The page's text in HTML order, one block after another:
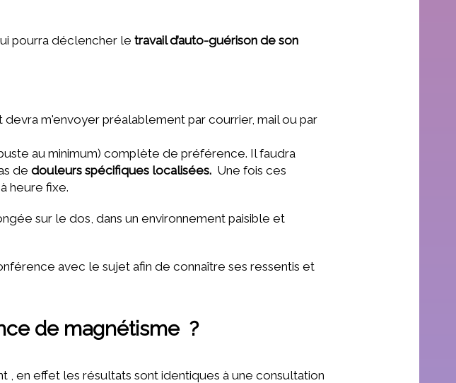
pourra déclencher le travail d’auto-guérison de son
m'envoyer préalablement par courrier, mail ou par
au minimum) complète de préférence. Il faudra
de douleurs spécifiques localisées. Une fois ces
heure fixe.
sur le dos, dans un environnement paisible et
avec le sujet afin de connaître ses ressentis et
de magnétisme ?
, en effet les résultats sont identiques à une consultation